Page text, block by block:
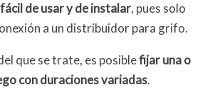
fácil de usar y de instalar, pues solo
a un distribuidor para grifo.
que se trate, es posiblefijar una o
con duraciones variadas.